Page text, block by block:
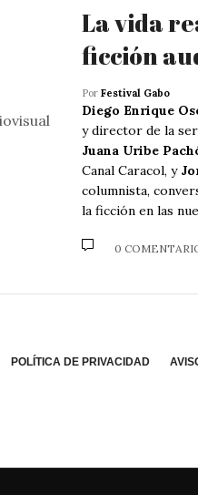
La vida
ficción
Por Festival Gabo
Diego Enrique
y director de la
Juana Uribe
Canal Caracol, y
columnista,
la ficción en las
0
POLÍTICA DE PRIVACIDAD